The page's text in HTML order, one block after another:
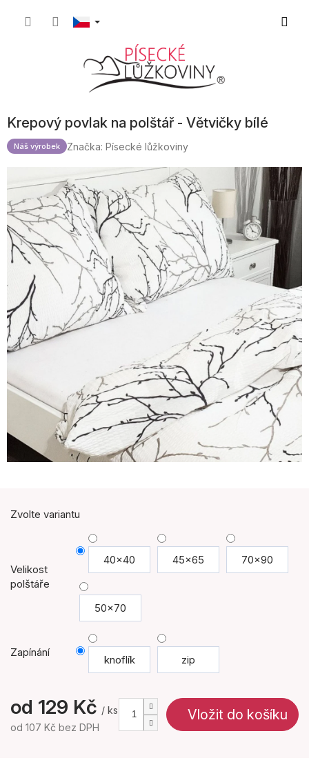
Krepový povlak na polštář - Větvičky bílé
Náš výrobek Značka: Písecké lůžkoviny
Zvolte variantu
Velikost
polštáře
40x40 45x65 70x90
50x70
Zapínání
knoflík zip
od 129 Kč / ks
od 107 Kč bez DPH
Vložit do košíku